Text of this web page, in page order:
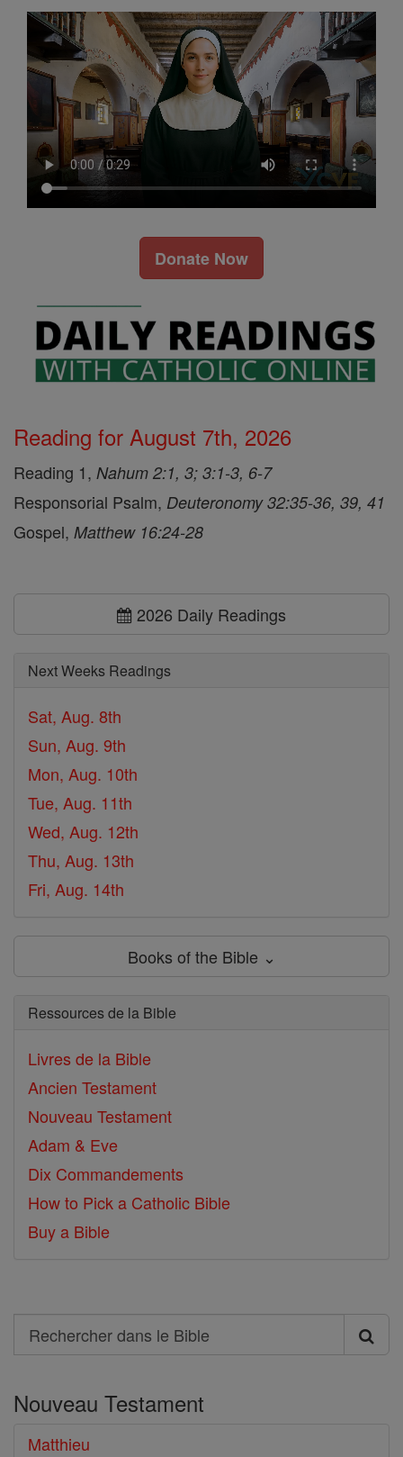
Donate Now
Reading for August 7th, 2026
Reading 1, Nahum 2:1, 3; 3:1-3, 6-7
Responsorial Psalm, Deuteronomy 32:35-36, 39, 41
Gospel, Matthew 16:24-28
2026 Daily Readings
Next Weeks Readings
Sat, Aug. 8th
Sun, Aug. 9th
Mon, Aug. 10th
Tue, Aug. 11th
Wed, Aug. 12th
Thu, Aug. 13th
Fri, Aug. 14th
Books of the Bible ⌄
Ressources de la Bible
Livres de la Bible
Ancien Testament
Nouveau Testament
Adam & Eve
Dix Commandements
How to Pick a Catholic Bible
Buy a Bible
Search
Rechercher
le
Bible
Nouveau Testament
Matthieu